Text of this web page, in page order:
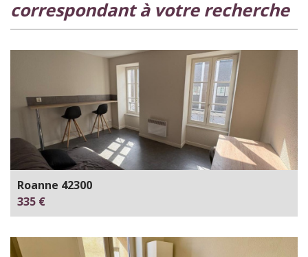
correspondant à votre recherche
Roanne 42300
335 €